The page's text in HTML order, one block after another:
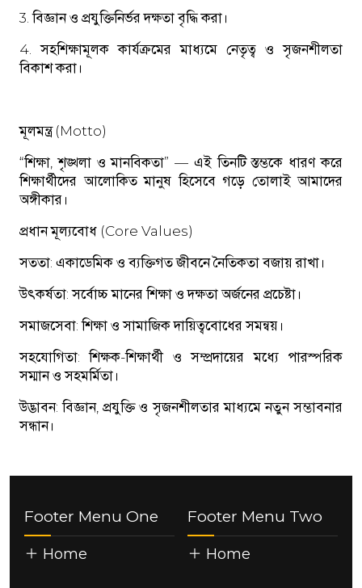
3. বিজ্ঞান ও প্রযুক্তিনির্ভর দক্ষতা বৃদ্ধি করা।
4. সহশিক্ষামূলক কার্যক্রমের মাধ্যমে নেতৃত্ব ও সৃজনশীলতা
বিকাশ করা।
মূলমন্ত্র (Motto)
“শিক্ষা, শৃঙ্খলা ও মানবিকতা” — এই তিনটি স্তম্ভকে ধারণ করে
শিক্ষার্থীদের আলোকিত মানুষ হিসেবে গড়ে তোলাই আমাদের
অঙ্গীকার।
প্রধান মূল্যবোধ (Core Values)
সততা: একাডেমিক ও ব্যক্তিগত জীবনে নৈতিকতা বজায় রাখা।
উৎকর্ষতা: সর্বোচ্চ মানের শিক্ষা ও দক্ষতা অর্জনের প্রচেষ্টা।
সমাজসেবা: শিক্ষা ও সামাজিক দায়িত্ববোধের সমন্বয়।
সহযোগিতা: শিক্ষক-শিক্ষার্থী ও সম্প্রদায়ের মধ্যে পারস্পরিক
সম্মান ও সহমর্মিতা।
উদ্ভাবন: বিজ্ঞান, প্রযুক্তি ও সৃজনশীলতার মাধ্যমে নতুন সম্ভাবনার
সন্ধান।
Footer Menu One
Home
Footer Menu Two
Home